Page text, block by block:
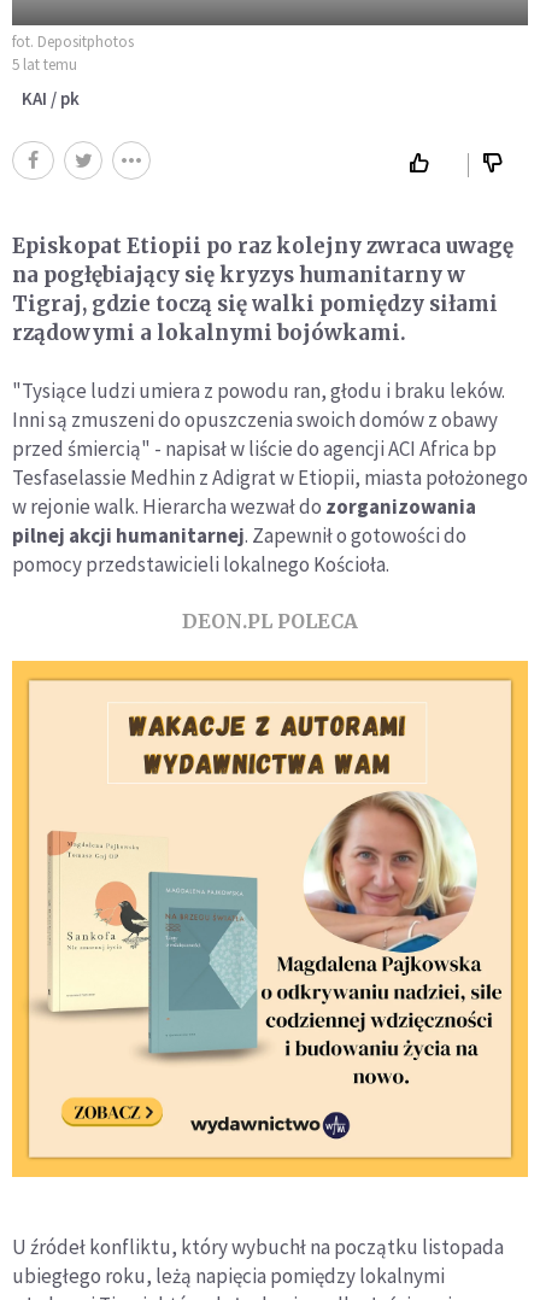
fot. Depositphotos
5 lat temu
KAI / pk
Episkopat Etiopii po raz kolejny zwraca uwagę
na pogłębiający się kryzys humanitarny w
Tigraj, gdzie toczą się walki pomiędzy siłami
rządowymi a lokalnymi bojówkami.
"Tysiące ludzi umiera z powodu ran, głodu i braku leków.
Inni są zmuszeni do opuszczenia swoich domów z obawy
przed śmiercią" - napisał w liście do agencji ACI Africa bp
Tesfaselassie Medhin z Adigrat w Etiopii, miasta położonego
w rejonie walk. Hierarcha wezwał do zorganizowania
pilnej akcji humanitarnej. Zapewnił o gotowości do
pomocy przedstawicieli lokalnego Kościoła.
DEON.PL POLECA
U źródeł konfliktu, który wybuchł na początku listopada
ubiegłego roku, leżą napięcia pomiędzy lokalnymi